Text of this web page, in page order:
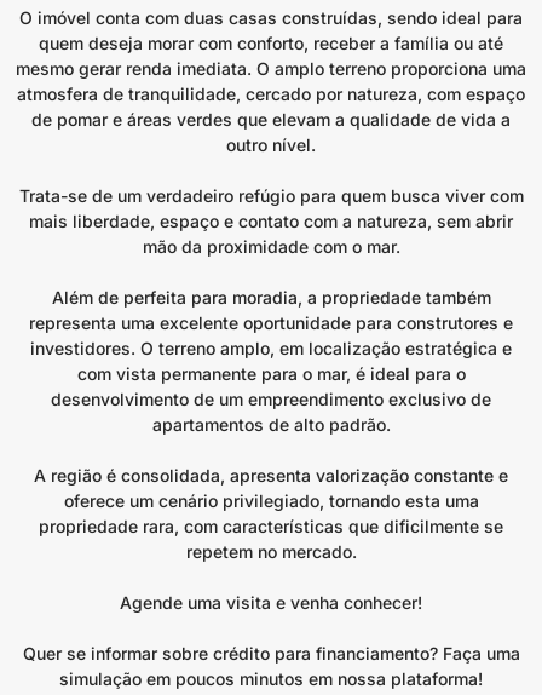
O imóvel conta com duas casas construídas, sendo ideal para
quem deseja morar com conforto, receber a família ou até
mesmo gerar renda imediata. O amplo terreno proporciona uma
atmosfera de tranquilidade, cercado por natureza, com espaço
de pomar e áreas verdes que elevam a qualidade de vida a
outro nível.
Trata-se de um verdadeiro refúgio para quem busca viver com
mais liberdade, espaço e contato com a natureza, sem abrir
mão da proximidade com o mar.
Além de perfeita para moradia, a propriedade também
representa uma excelente oportunidade para construtores e
investidores. O terreno amplo, em localização estratégica e
com vista permanente para o mar, é ideal para o
desenvolvimento de um empreendimento exclusivo de
apartamentos de alto padrão.
A região é consolidada, apresenta valorização constante e
oferece um cenário privilegiado, tornando esta uma
propriedade rara, com características que dificilmente se
repetem no mercado.
Agende uma visita e venha conhecer!
Quer se informar sobre crédito para financiamento? Faça uma
simulação em poucos minutos em nossa plataforma!